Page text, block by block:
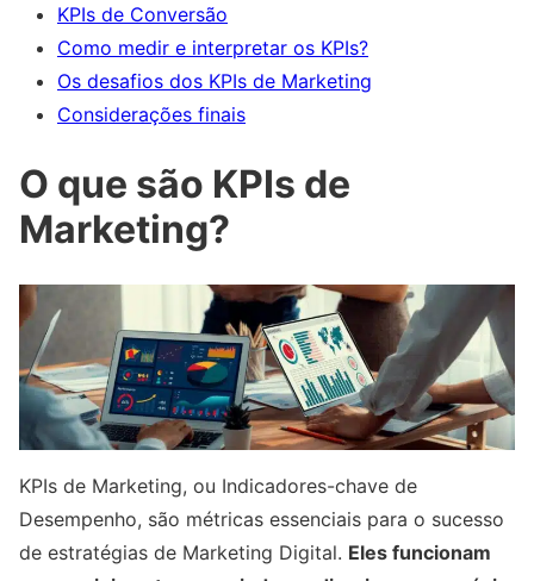
KPIs de Conversão
Como medir e interpretar os KPIs?
Os desafios dos KPIs de Marketing
Considerações finais
O que são KPIs de
Marketing?
KPIs de Marketing, ou Indicadores-chave de
Desempenho, são métricas essenciais para o sucesso
de estratégias de Marketing Digital. Eles funcionam